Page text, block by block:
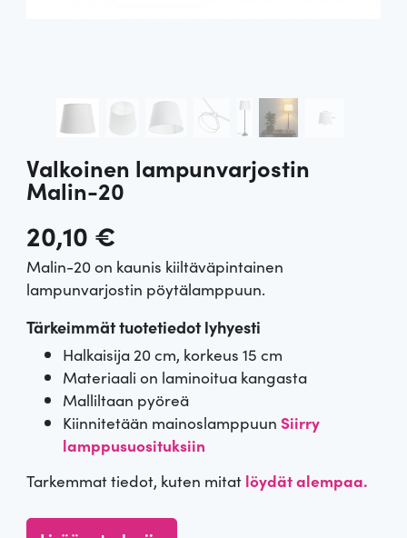
Valkoinen lampunvarjostin
Malin-20
20,10 €
Malin-20 on kaunis kiiltäväpintainen
lampunvarjostin pöytälamppuun.
Tärkeimmät tuotetiedot lyhyesti
Halkaisija 20 cm, korkeus 15 cm
Materiaali on laminoitua kangasta
Malliltaan pyöreä
Kiinnitetään mainoslamppuun Siirry
lamppusuosituksiin
Tarkemmat tiedot, kuten mitat löydät alempaa.
V